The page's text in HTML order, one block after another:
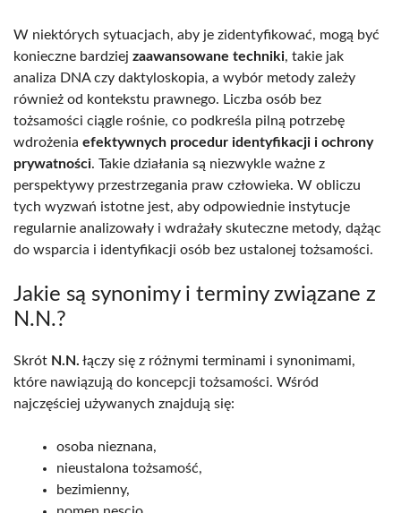
W niektórych sytuacjach, aby je zidentyfikować, mogą być
konieczne bardziej zaawansowane techniki, takie jak
analiza DNA czy daktyloskopia, a wybór metody zależy
również od kontekstu prawnego. Liczba osób bez
tożsamości ciągle rośnie, co podkreśla pilną potrzebę
wdrożenia efektywnych procedur identyfikacji i ochrony
prywatności. Takie działania są niezwykle ważne z
perspektywy przestrzegania praw człowieka. W obliczu
tych wyzwań istotne jest, aby odpowiednie instytucje
regularnie analizowały i wdrażały skuteczne metody, dążąc
do wsparcia i identyfikacji osób bez ustalonej tożsamości.
Jakie są synonimy i terminy związane z
N.N.?
Skrót N.N. łączy się z różnymi terminami i synonimami,
które nawiązują do koncepcji tożsamości. Wśród
najczęściej używanych znajdują się:
osoba nieznana,
nieustalona tożsamość,
bezimienny,